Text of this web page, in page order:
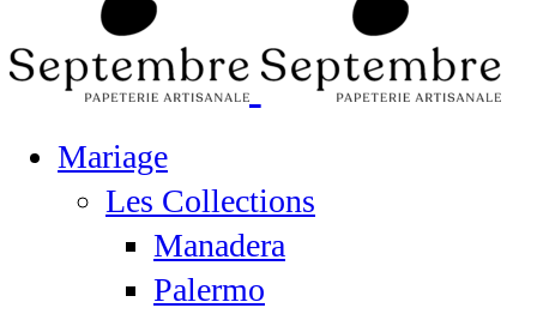
Mariage
Les Collections
Manadera
Palermo